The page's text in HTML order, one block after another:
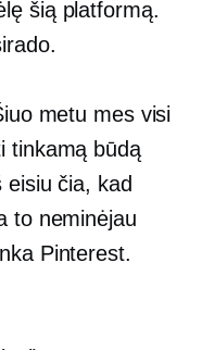
šią platformą.
metu mes visi
tinkamą būdą
čia, kad
to neminėjau
Pinterest.